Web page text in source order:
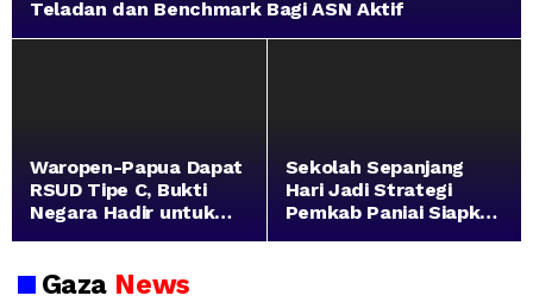
Teladan dan Benchmark Bagi ASN Aktif
Waropen-Papua Dapat
RSUD Tipe C, Bukti
Negara Hadir untuk
Sekolah Sepanjang
Hari Jadi Strategi
Pemkab Paniai Siapkan
Gaza News